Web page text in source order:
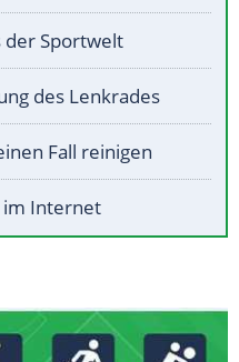
der Sportwelt
des Lenkrades
Fall reinigen
im Internet